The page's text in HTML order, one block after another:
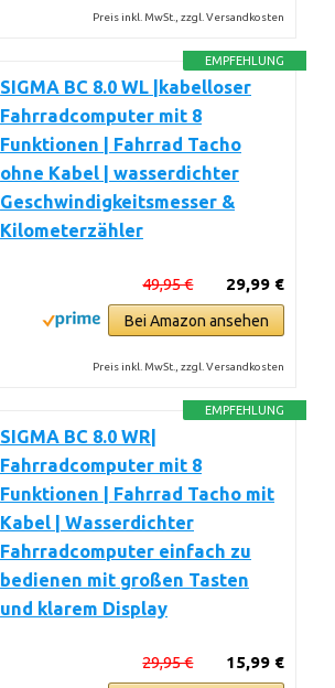
Preis inkl. MwSt., zzgl. Versandkosten
EMPFEHLUNG
SIGMA BC 8.0 WL |kabelloser
Fahrradcomputer mit 8
Funktionen | Fahrrad Tacho
ohne Kabel | wasserdichter
Geschwindigkeitsmesser &
Kilometerzähler
29,99 €
49,95 €
Bei Amazon ansehen
Preis inkl. MwSt., zzgl. Versandkosten
EMPFEHLUNG
SIGMA BC 8.0 WR|
Fahrradcomputer mit 8
Funktionen | Fahrrad Tacho mit
Kabel | Wasserdichter
Fahrradcomputer einfach zu
bedienen mit großen Tasten
und klarem Display
15,99 €
29,95 €